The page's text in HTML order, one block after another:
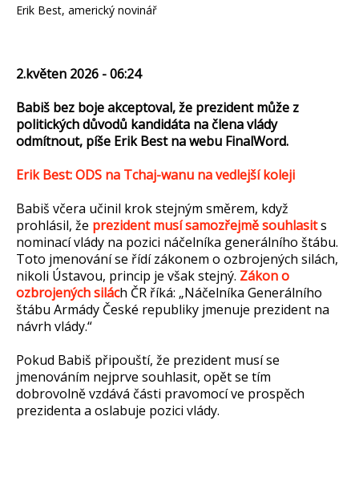
Erik Best, americký novinář
2.květen 2026 - 06:24
Babiš bez boje akceptoval, že prezident může z
politických důvodů kandidáta na člena vlády
odmítnout, píše Erik Best na webu FinalWord.
Erik Best: ODS na Tchaj-wanu na vedlejší koleji
Babiš včera učinil krok stejným směrem, když
prohlásil, že prezident musí samozřejmě souhlasits
nominací vlády na pozici náčelníka generálního štábu.
Toto jmenování se řídí zákonem o ozbrojených silách,
nikoli Ústavou, princip je však stejný. Zákon o
ozbrojených silách ČR říká: „Náčelníka Generálního
štábu Armády České republiky jmenuje prezident na
návrh vlády.“
Pokud Babiš připouští, že prezident musí se
jmenováním nejprve souhlasit, opět se tím
dobrovolně vzdává části pravomocí ve prospěch
prezidenta a oslabuje pozici vlády.